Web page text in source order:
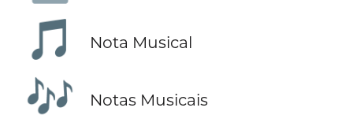
🎵
Nota Musical
🎶 Notas Musicais